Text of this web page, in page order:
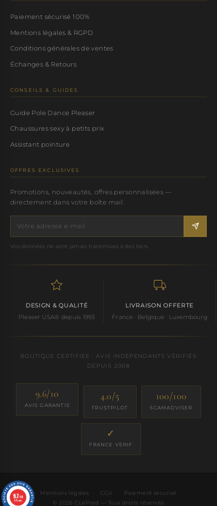
Paiement sécurisé 100%
Mentions légales & RGPD
Conditions générales de ventes
Échanges & Retours
CONSEILS & GUIDES
Guide Pole Dance Pleaser
Chaussures sexy à petits prix
Assistant pointure
OFFRES EXCLUSIVES
Promotions, nouveautés, offres personnalisées —
directement dans votre boîte mail.
Vos données ne sont jamais transmises à des tiers.
DESIGN & QUALITÉ
Pleaser USA® depuis 1993
LIVRAISON OFFERTE
France · Belgique · Luxembourg
BOUTIQUE CERTIFIÉE · AVIS INDÉPENDANTS VÉRIFIÉS
DEPUIS 2008
9.6/10
AVIS GARANTIS
4.0/5
TRUSTPILOT
100/100
SCAMADVISER
✓
FRANCE VERIF
© 2026 CLePied — Tous droits réservés
Mentions légales CGV Paiement sécurisé
9.7/10
575 avis